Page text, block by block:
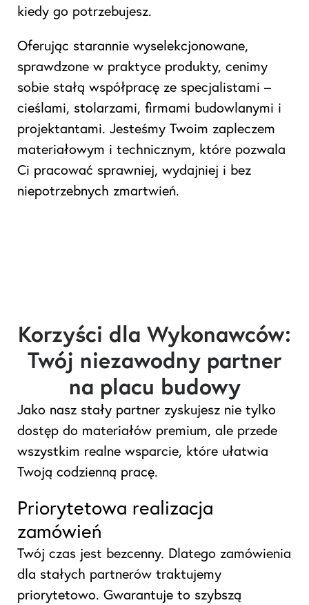
kiedy go potrzebujesz.
Oferując starannie wyselekcjonowane,
sprawdzone w praktyce produkty, cenimy
sobie stałą współpracę ze specjalistami –
cieślami, stolarzami, firmami budowlanymi i
projektantami. Jesteśmy Twoim zapleczem
materiałowym i technicznym, które pozwala
Ci pracować sprawniej, wydajniej i bez
niepotrzebnych zmartwień.
Korzyści dla Wykonawców:
Twój niezawodny partner
na placu budowy
Jako nasz stały partner zyskujesz nie tylko
dostęp do materiałów premium, ale przede
wszystkim realne wsparcie, które ułatwia
Twoją codzienną pracę.
Priorytetowa realizacja
zamówień
Twój czas jest bezcenny. Dlatego zamówienia
dla stałych partnerów traktujemy
priorytetowo. Gwarantuje to szybszą